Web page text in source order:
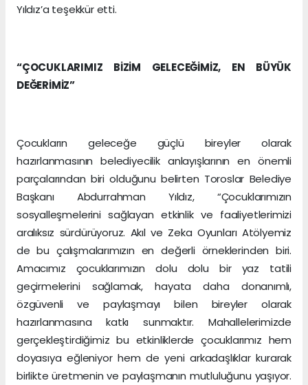
Yıldız’a teşekkür etti.
“ÇOCUKLARIMIZ BİZİM GELECEĞİMİZ, EN BÜYÜK
DEĞERİMİZ”
Çocukların geleceğe güçlü bireyler olarak
hazırlanmasının belediyecilik anlayışlarının en önemli
parçalarından biri olduğunu belirten Toroslar Belediye
Başkanı Abdurrahman Yıldız, “Çocuklarımızın
sosyalleşmelerini sağlayan etkinlik ve faaliyetlerimizi
aralıksız sürdürüyoruz. Akıl ve Zeka Oyunları Atölyemiz
de bu çalışmalarımızın en değerli örneklerinden biri.
Amacımız çocuklarımızın dolu dolu bir yaz tatili
geçirmelerini sağlamak, hayata daha donanımlı,
özgüvenli ve paylaşmayı bilen bireyler olarak
hazırlanmasına katkı sunmaktır. Mahallelerimizde
gerçekleştirdiğimiz bu etkinliklerde çocuklarımız hem
doyasıya eğleniyor hem de yeni arkadaşlıklar kurarak
birlikte üretmenin ve paylaşmanın mutluluğunu yaşıyor.